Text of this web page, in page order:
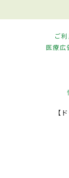
ご
医療広
【